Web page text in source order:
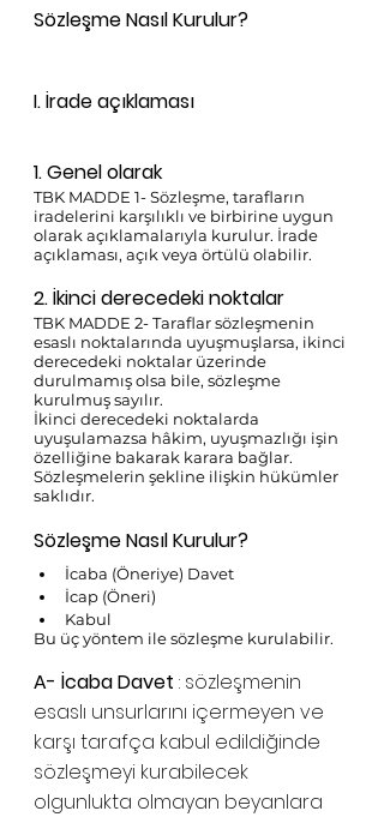
Sözleşme Nasıl Kurulur?
I. İrade açıklaması
1. Genel olarak
TBK MADDE 1- Sözleşme, tarafların
iradelerini karşılıklı ve birbirine uygun
olarak açıklamalarıyla kurulur. İrade
açıklaması, açık veya örtülü olabilir.
2. İkinci derecedeki noktalar
TBK MADDE 2- Taraflar sözleşmenin
esaslı noktalarında uyuşmuşlarsa, ikinci
derecedeki noktalar üzerinde
durulmamış olsa bile, sözleşme
kurulmuş sayılır.
İkinci derecedeki noktalarda
uyuşulamazsa hâkim, uyuşmazlığı işin
özelliğine bakarak karara bağlar.
Sözleşmelerin şekline ilişkin hükümler
saklıdır.
Sözleşme Nasıl Kurulur?
İcaba (Öneriye) Davet
İcap (Öneri)
Kabul
Bu üç yöntem ile sözleşme kurulabilir.
A- İcaba Davet : sözleşmenin
esaslı unsurlarını içermeyen ve
karşı tarafça kabul edildiğinde
sözleşmeyi kurabilecek
olgunlukta olmayan beyanlara